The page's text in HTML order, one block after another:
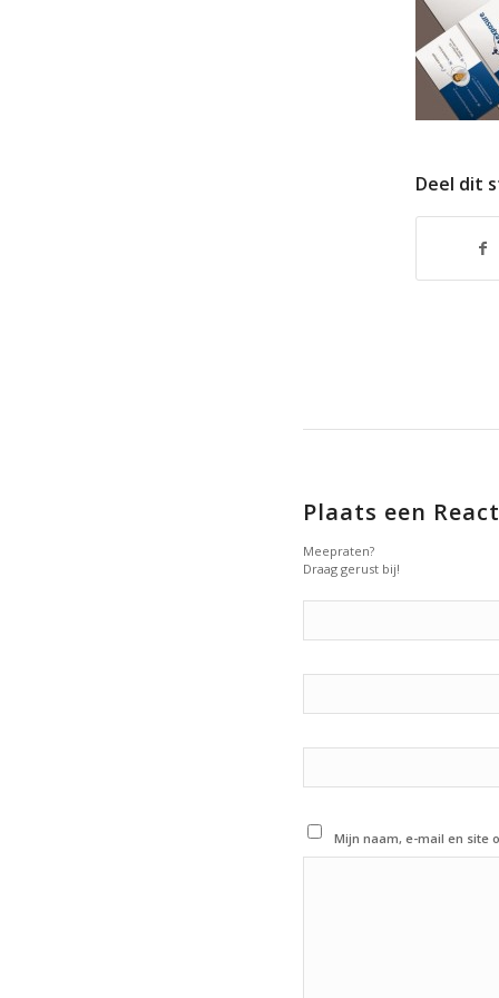
Deel dit
Plaats een
Meepraten?
Draag gerust bij!
Mijn naam, e-mail en site